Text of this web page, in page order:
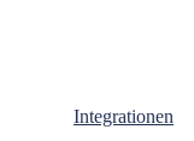
Integrationen